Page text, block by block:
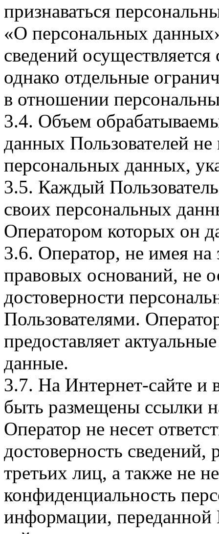
признаваться
«О персональных
сведений
однако отдельные
в отношении
3.4. Объем
данных Пользователей
персональных данных,
3.5. Каждый
своих персональных
Оператором которых он
3.6. Оператор, не имея
правовых оснований, не
достоверности
Пользователями.
предоставляет
данные.
3.7. На Интернет-сайте
быть размещены ссылки
Оператор не несет
достоверность
третьих лиц, а также не
конфиденциальность
информации, переданной